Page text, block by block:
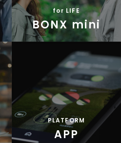
ONLINE SHOP
for LIFE
BONX mini
PLATFORM
APP